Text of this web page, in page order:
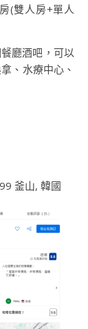
(雙人房+單人
廳酒吧，可以
、水療中心、
釜山, 韓國